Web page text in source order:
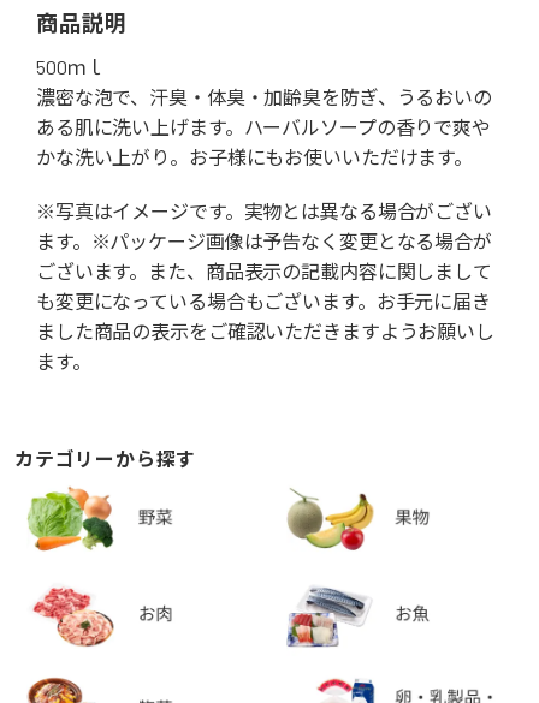
商品説明
500ｍｌ
濃密な泡で、汗臭・体臭・加齢臭を防ぎ、うるおいの
ある肌に洗い上げます。ハーバルソープの香りで爽や
かな洗い上がり。お子様にもお使いいただけます。
※写真はイメージです。実物とは異なる場合がござい
ます。※パッケージ画像は予告なく変更となる場合が
ございます。また、商品表示の記載内容に関しまして
も変更になっている場合もございます。お手元に届き
ました商品の表示をご確認いただきますようお願いし
ます。
カテゴリーから探す